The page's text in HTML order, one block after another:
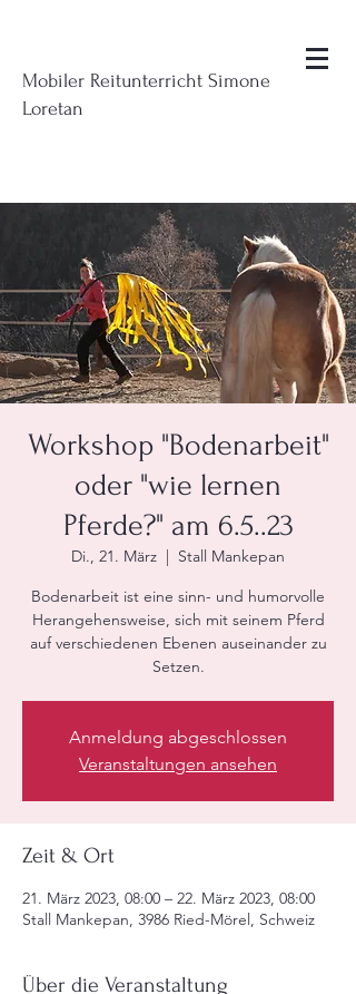
Mobiler Reitunterricht Simone
Loretan
Workshop "Bodenarbeit"
oder "wie lernen
Pferde?" am 6.5..23
Di., 21. März
  |
Stall Mankepan
Bodenarbeit ist eine sinn- und humorvolle
Herangehensweise, sich mit seinem Pferd
auf verschiedenen Ebenen auseinander zu
Setzen.
Anmeldung abgeschlossen
Veranstaltungen ansehen
Zeit & Ort
21. März 2023, 08:00 – 22. März 2023, 08:00
Stall Mankepan, 3986 Ried-Mörel, Schweiz
Über die Veranstaltung